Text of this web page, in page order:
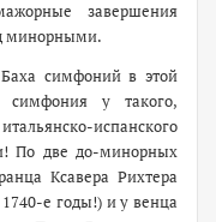
завершения
минорными.
симфоний в этой
у такого,
испанского
По две до-минорных
Ксавера Рихтера
е годы!) и у венца